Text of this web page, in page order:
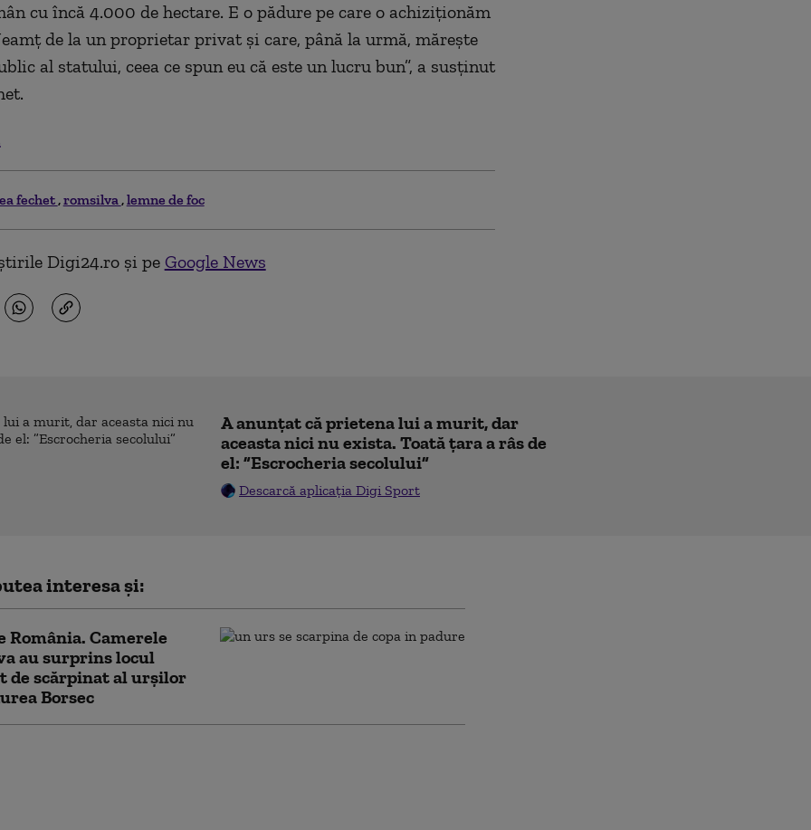
cu încă 4.000 de hectare. E o pădure pe care o achiziţionăm
de la un proprietar privat şi care, până la urmă, măreşte
al statului, ceea ce spun eu că este un lucru bun”, a susţinut
fechet romsilva lemne de foc
Digi24.ro și pe Google News
A anunțat că prietena lui a murit, dar
aceasta nici nu exista. Toată țara a râs de
el: ”Escrocheria secolului”
Descarcă aplicația Digi Sport
interesa și:
România. Camerele
au surprins locul
de scărpinat al urșilor
Borsec